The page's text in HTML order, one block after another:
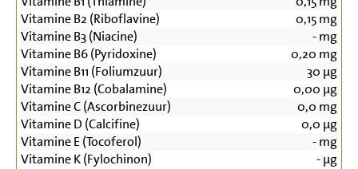
Vitamine B2 (Riboflavine)
0,15mg
Vitamine B3 (Niacine)
-mg
Vitamine B6 (Pyridoxine)
0,20 mg
Vitamine B11 (Foliumzuur)
30 µg
Vitamine B12 (Cobalamine)
0,00 µg
Vitamine C (Ascorbinezuur)
0,0 mg
Vitamine D (Calcifine)
0,0 µg
Vitamine E (Tocoferol)
-mg
Vitamine K (Fylochinon)
-µg